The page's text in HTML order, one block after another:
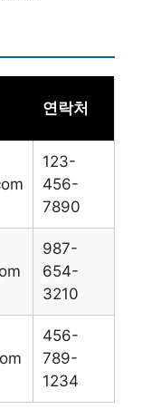
연락처
123-
456-
7890
987-
654-
3210
456-
789-
1234